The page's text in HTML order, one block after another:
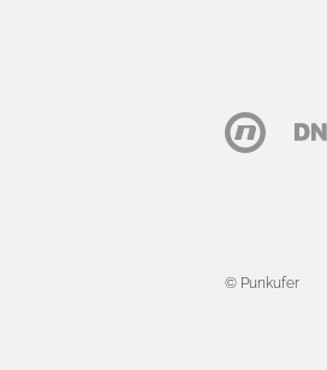
© Punkufer